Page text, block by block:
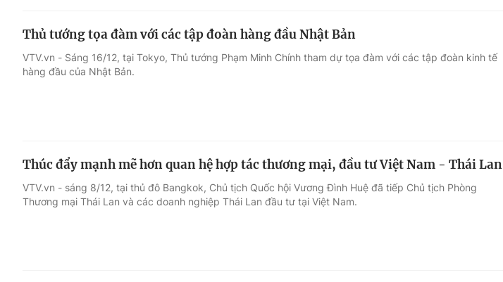
Thủ tướng tọa đàm với các tập đoàn hàng đầu Nhật Bản
VTV.vn - Sáng 16/12, tại Tokyo, Thủ tướng Phạm Minh Chính tham dự tọa đàm với các tập đoàn kinh tế
hàng đầu của Nhật Bản.
Thúc đẩy mạnh mẽ hơn quan hệ hợp tác thương mại, đầu tư Việt Nam - Thái Lan
VTV.vn - sáng 8/12, tại thủ đô Bangkok, Chủ tịch Quốc hội Vương Đình Huệ đã tiếp Chủ tịch Phòng
Thương mại Thái Lan và các doanh nghiệp Thái Lan đầu tư tại Việt Nam.